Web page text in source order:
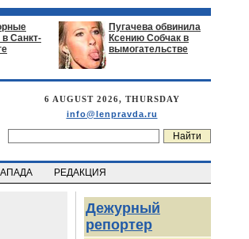
Санкт-
Пугачева обвинила
Ксению Собчак в
вымогательстве
6 AUGUST 2026, THURSDAY
info@lenpravda.ru
РЕДАКЦИЯ
Дежурный
репортер